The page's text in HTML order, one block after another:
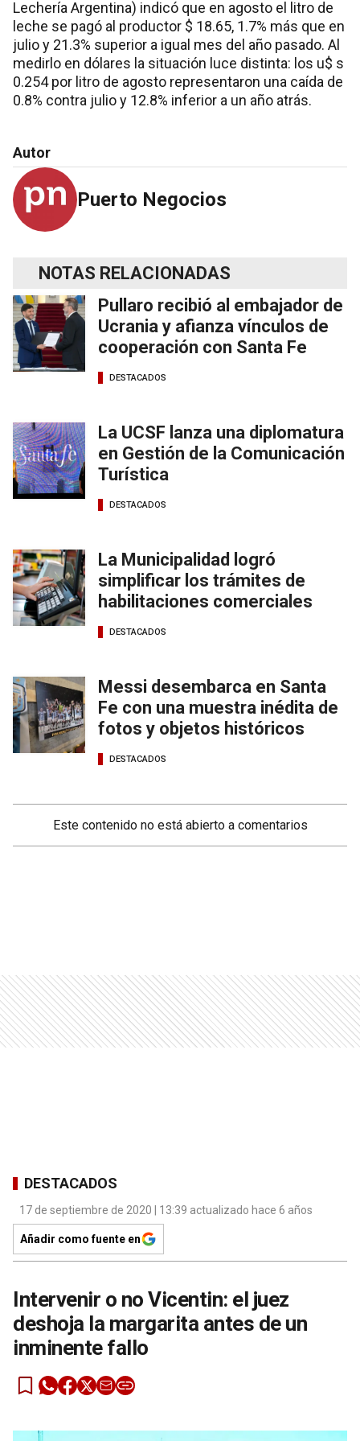
Lechería Argentina) indicó que en agosto el litro de
leche se pagó al productor $ 18.65, 1.7% más que en
julio y 21.3% superior a igual mes del año pasado. Al
medirlo en dólares la situación luce distinta: los u$ s
0.254 por litro de agosto representaron una caída de
0.8% contra julio y 12.8% inferior a un año atrás.
Autor
Puerto Negocios
NOTAS RELACIONADAS
Pullaro recibió al embajador de
Ucrania y afianza vínculos de
cooperación con Santa Fe
DESTACADOS
La UCSF lanza una diplomatura
en Gestión de la Comunicación
Turística
DESTACADOS
La Municipalidad logró
simplificar los trámites de
habilitaciones comerciales
DESTACADOS
Messi desembarca en Santa
Fe con una muestra inédita de
fotos y objetos históricos
DESTACADOS
Este contenido no está abierto a comentarios
DESTACADOS
17 de septiembre de 2020 | 13:39 actualizado hace 6 años
Añadir como fuente en
Intervenir o no Vicentin: el juez
deshoja la margarita antes de un
inminente fallo